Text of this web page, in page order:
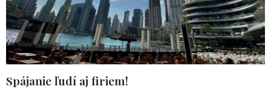
Spájanie ľudí aj firiem!